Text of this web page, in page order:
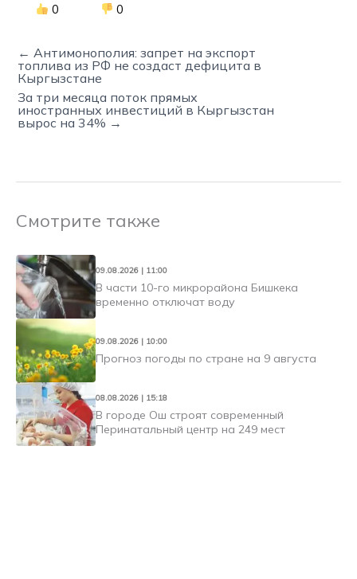
0 0
← Антимонополия: запрет на экспорт
топлива из РФ не создаст дефицита в
Кыргызстане
За три месяца поток прямых
иностранных инвестиций в Кыргызстан
вырос на 34% →
Смотрите также
09.08.2026 | 11:00
В части 10-го микрорайона Бишкека
временно отключат воду
09.08.2026 | 10:00
Прогноз погоды по стране на 9 августа
08.08.2026 | 15:18
В городе Ош строят современный
Перинатальный центр на 249 мест